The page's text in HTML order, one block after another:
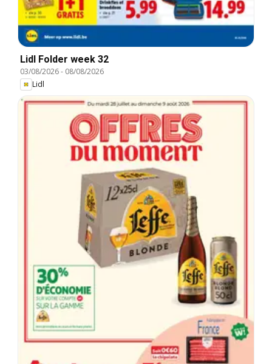
Lidl Folder week 32
03/08/2026- 08/08/2026
Lidl